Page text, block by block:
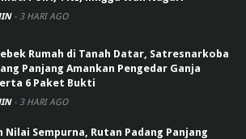
- 3 HARI AGO
Rumah di Tanah Datar, Satresnarkoba
Panjang Amankan Pengedar Ganja
6 Paket Bukti
- 3 HARI AGO
Nilai Sempurna, Rutan Padang Panjang